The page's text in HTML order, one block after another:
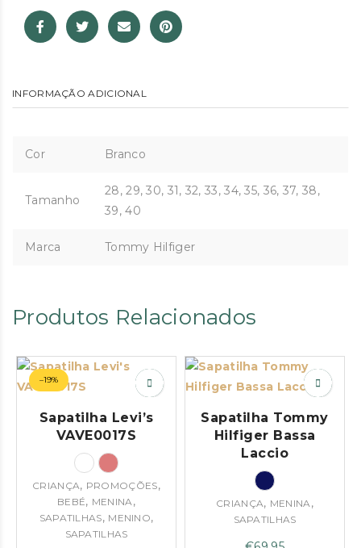
INFORMAÇÃO ADICIONAL
Cor Branco
Tamanho
28, 29, 30, 31, 32, 33, 34, 35, 36, 37, 38,
39, 40
Marca Tommy Hilfiger
Produtos Relacionados
–19%
Sapatilha Levi’s
VAVE0017S
CRIANÇA, PROMOÇÕES,
BEBÉ, MENINA,
SAPATILHAS, MENINO,
SAPATILHAS
Sapatilha Tommy
Hilfiger Bassa
Laccio
CRIANÇA, MENINA,
SAPATILHAS